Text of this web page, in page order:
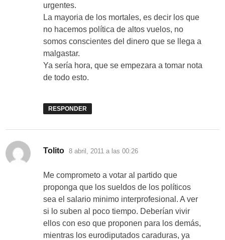
urgentes.
La mayoria de los mortales, es decir los que
no hacemos política de altos vuelos, no
somos conscientes del dinero que se llega a
malgastar.
Ya sería hora, que se empezara a tomar nota
de todo esto.
RESPONDER
Tolito dice:
8 abril, 2011 a las 00:26
Me comprometo a votar al partido que
proponga que los sueldos de los políticos
sea el salario minimo interprofesional. A ver
si lo suben al poco tiempo. Deberían vivir
ellos con eso que proponen para los demás,
mientras los eurodiputados caraduras, ya